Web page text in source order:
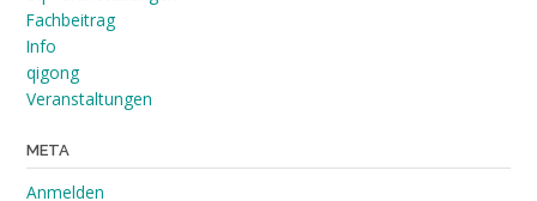
Fachbeitrag
Info
qigong
Veranstaltungen
META
Anmelden